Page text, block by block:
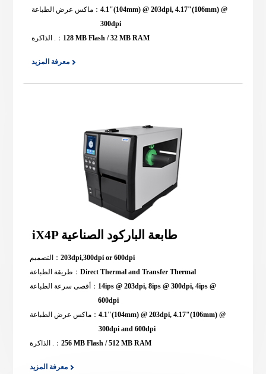
ماكس عرض الطباعة：4.1"(104mm) @ 203dpi, 4.17"(106mm) @
300dpi
الذاكرة .： 128 MB Flash / 32 MB RAM
معرفة المزيد
iX4P طابعة الباركود الصناعية
التصميم：203dpi,300dpi or 600dpi
طريقة الطباعة：Direct Thermal and Transfer Thermal
أقصى سرعة الطباعة： 14ips @ 203dpi, 8ips @ 300dpi, 4ips @
600dpi
ماكس عرض الطباعة：4.1"(104mm) @ 203dpi, 4.17"(106mm) @
300dpi and 600dpi
الذاكرة .：256 MB Flash / 512 MB RAM
معرفة المزيد